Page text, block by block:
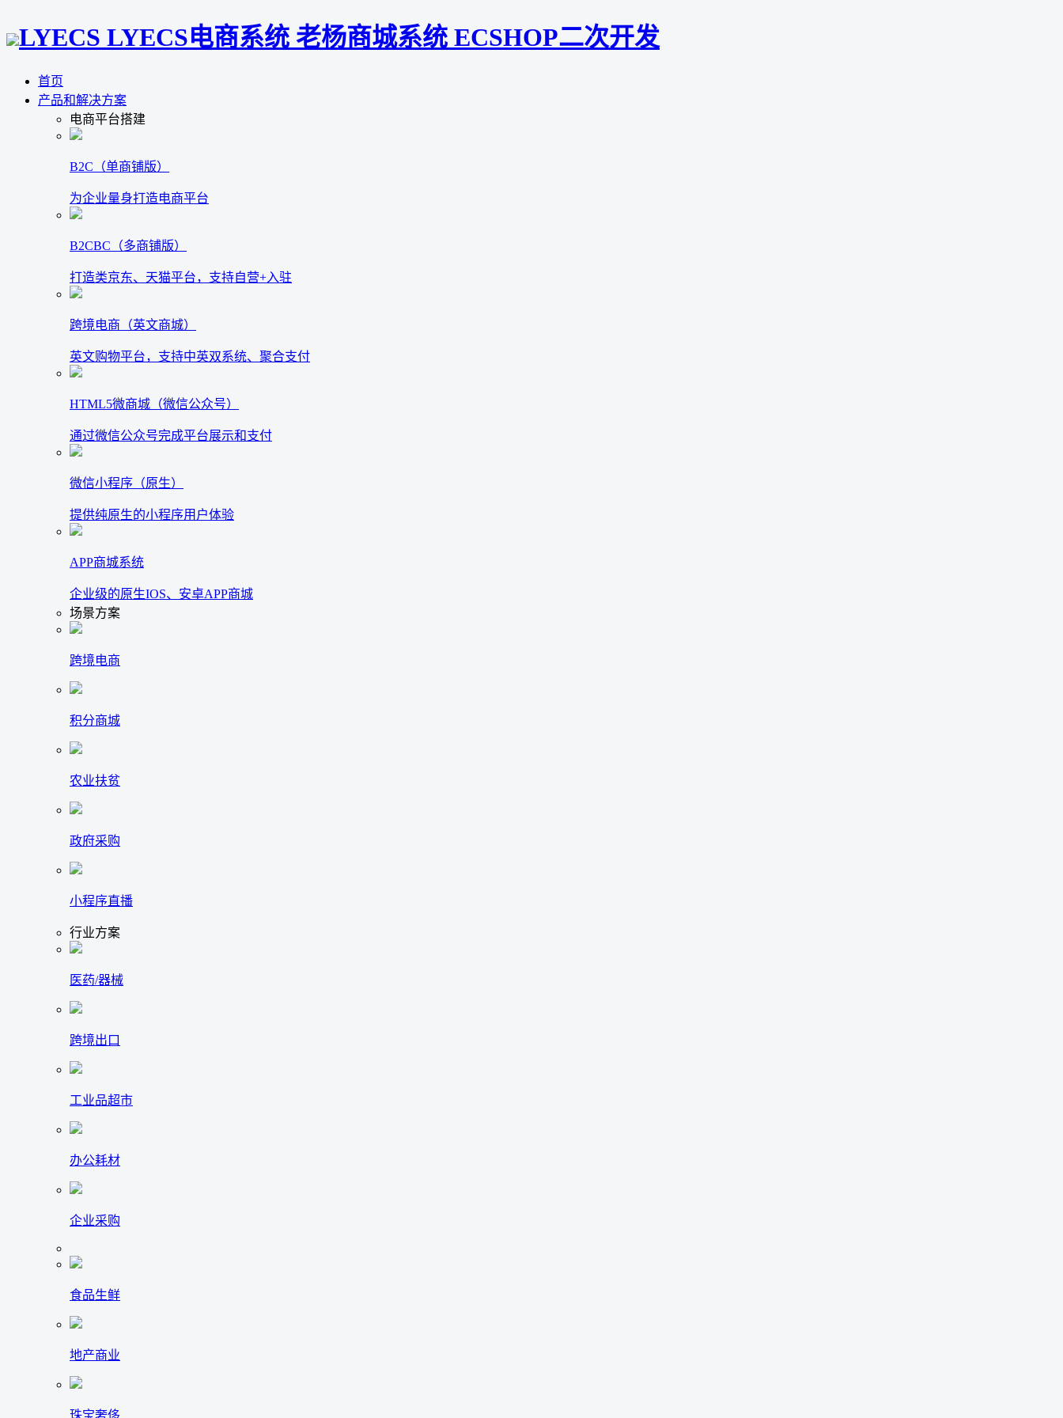
LYECS LYECS电商系统 老杨商城系统 ECSHOP二次开发
首页
产品和解决方案
电商平台搭建
B2C（单商铺版）
为企业量身打造电商平台
B2CBC（多商铺版）
打造类京东、天猫平台，支持自营+入驻
跨境电商（英文商城）
英文购物平台，支持中英双系统、聚合支付
HTML5微商城（微信公众号）
通过微信公众号完成平台展示和支付
微信小程序（原生）
提供纯原生的小程序用户体验
APP商城系统
企业级的原生IOS、安卓APP商城
场景方案
跨境电商
积分商城
农业扶贫
政府采购
小程序直播
行业方案
医药/器械
跨境出口
工业品超市
办公耗材
企业采购
食品生鲜
地产商业
珠宝奢侈